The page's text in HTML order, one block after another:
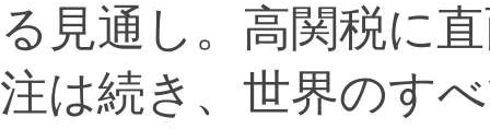
る見通し。高関税に
注は続き、世界のす